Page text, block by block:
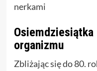
nerkami
organizmu
Zbliżając się do 80.